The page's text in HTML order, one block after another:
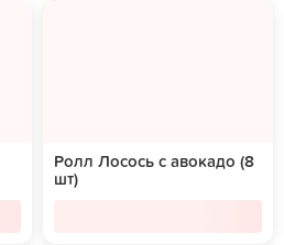
Ролл Лосось с авокадо (8
шт)